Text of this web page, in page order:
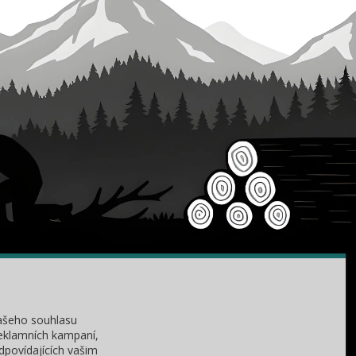
+420 735 060 350
(Po-Čt, 8-11, 13-15 hod.)
souhlasu
kampaní,
vašim